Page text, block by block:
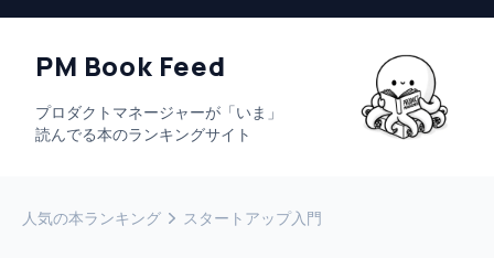
PM Book Feed
プロダクトマネージャーが「いま」
読んでる本のランキングサイト
人気の本ランキング スタートアップ入門